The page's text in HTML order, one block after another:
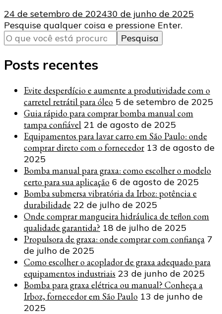
24 de setembro de 202430 de junho de 2025
Procurando
algo?
Pesquise qualquer coisa e pressione Enter.
Posts recentes
Evite desperdício e aumente a produtividade com o
carretel retrátil para óleo 5 de setembro de 2025
Guia rápido para comprar bomba manual com
tampa confiável 21 de agosto de 2025
Equipamentos para lavar carro em São Paulo: onde
comprar direto com o fornecedor 13 de agosto de
2025
Bomba manual para graxa: como escolher o modelo
certo para sua aplicação 6 de agosto de 2025
Bomba submersa vibratória da Irboz: potência e
durabilidade 22 de julho de 2025
Onde comprar mangueira hidráulica de teflon com
qualidade garantida? 18 de julho de 2025
Propulsora de graxa: onde comprar com confiança 7
de julho de 2025
Como escolher o acoplador de graxa adequado para
equipamentos industriais 23 de junho de 2025
Bomba para graxa elétrica ou manual? Conheça a
Irboz, fornecedor em São Paulo 13 de junho de
2025